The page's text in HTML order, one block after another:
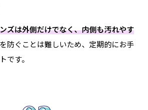
ズは外側だけでなく、内側も汚れやす
防ぐことは難しいため、定期的にお手
です。